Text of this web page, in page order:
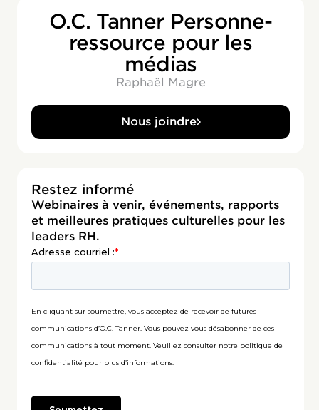
O.C. Tanner Personne-
ressource pour les
médias
Raphaël Magre
Nous joindre
Restez informé
Webinaires à venir, événements, rapports
et meilleures pratiques culturelles pour les
leaders RH.